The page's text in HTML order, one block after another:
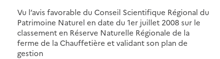
Vu l’avis favorable du Conseil Scientifique Régional du
Patrimoine Naturel en date du 1er juillet 2008 sur le
classement en Réserve Naturelle Régionale de la
ferme de la Chauffetière et validant son plan de
gestion